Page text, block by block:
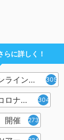
らに詳しく！
オンラインツアー 305
新型コロナウイルス 304
開催 273